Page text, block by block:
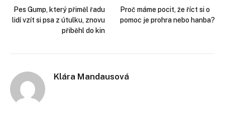
Pes Gump, který přiměl řadu
lidí vzít si psa z útulku, znovu
přiběhl do kin
Proč máme pocit, že říct si o
pomoc je prohra nebo hanba?
Klára Mandausová